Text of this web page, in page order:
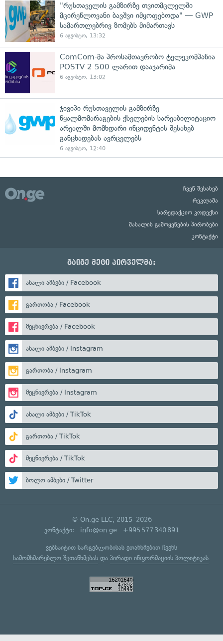
"რუსთაველის გამზირზე თვითმცლელში
მცირეწლოვანი ბავშვი იმყოფებოდა" — GWP
სამართლებრივ ზომებს მიმართავს
6 აგვისტო, 13:32
ComCom-მა პროსამთავრობო ტელეკომპანია
POSTV 2 500 ლარით დააჯარიმა
6 აგვისტო, 13:02
ჯივიპი რუსთაველის გამზირზე
წყალმომარაგების ქსელების სარეაბილიტაციო
არეალში მომხდარი ინციდენტის შესახებ
განცხადებას ავრცელებს
6 აგვისტო, 12:40
ჩვენ შესახებ
რეკლამა
სარედაქციო კოდექსი
მასალის გამოყენების პირობები
კონტაქტი
გაიგე მეტი პირველმა:
ახალი ამბები / Facebook
გართობა / Facebook
მეცნიერება / Facebook
ახალი ამბები / Instagram
გართობა / Instagram
მეცნიერება / Instagram
ახალი ამბები / TikTok
გართობა / TikTok
მეცნიერება / TikTok
ბოლო ამბები / Twitter
© On.ge LLC, 2015–2026
კონტაქტი: info@on.ge +995 577 340 891
ვებსაიტით სარგებლობისას ეთანხმებით ჩვენს
სამომხმარებლო შეთანხმებასდა პირადი ინფორმაციის პოლიტიკას.